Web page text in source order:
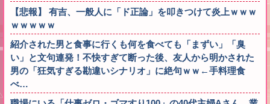
【悲報】 有吉、一般人に「ド正論」を叩きつけて炎上ｗｗｗ
ｗｗｗｗｗ
紹介された男と食事に行くも何を食べても「まずい」「臭
い」と文句連発！不快すぎて断った後、友人から明かされた
男の「狂気すぎる勘違いシナリオ」に絶句ｗｗ←手料理食
べ…